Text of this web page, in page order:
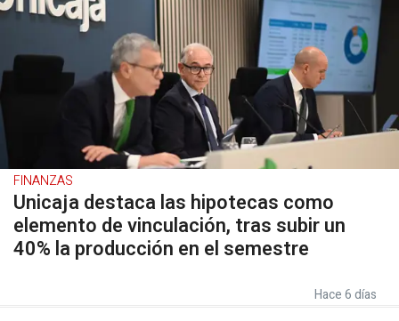
FINANZAS
Unicaja destaca las hipotecas como
elemento de vinculación, tras subir un
40% la producción en el semestre
Hace 6 días